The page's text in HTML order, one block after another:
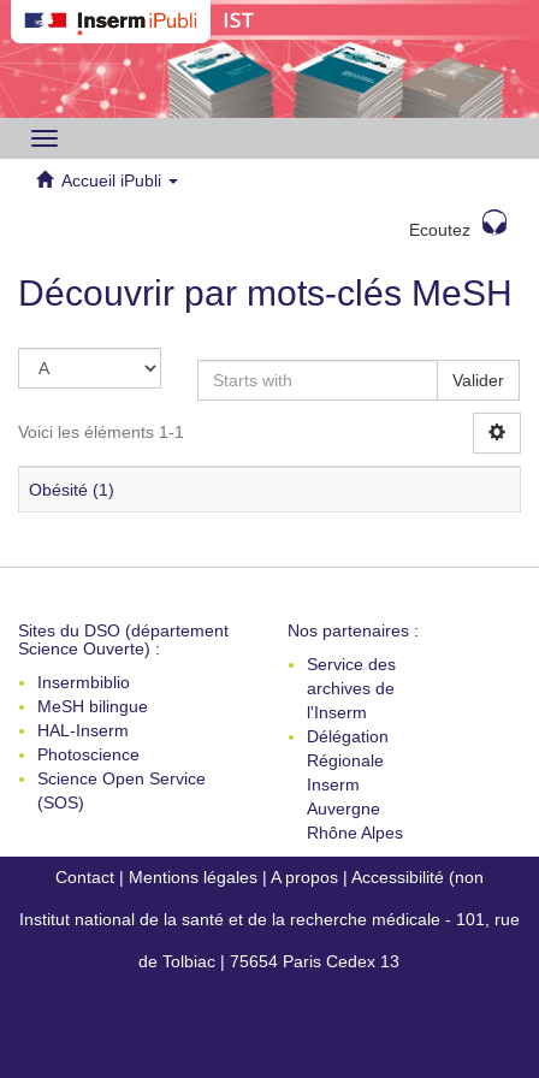
Toggle
navigation
Accueil iPubli
Ecoutez
Découvrir par mots-clés MeSH
Valider
Voici les éléments 1-1
Obésité (1)
Sites du DSO (département
Science Ouverte) :
Insermbiblio
MeSH bilingue
HAL-Inserm
Photoscience
Science Open Service
(SOS)
Nos partenaires :
Service des
archives de
l'Inserm
Délégation
Régionale
Inserm
Auvergne
Rhône Alpes
Contact | Mentions légales | A propos | Accessibilité (non
conforme)
Institut national de la santé et de la recherche médicale - 101, rue
de Tolbiac | 75654 Paris Cedex 13